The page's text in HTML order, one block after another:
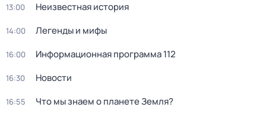
13:00 Неизвестная история
14:00 Легенды и мифы
16:00 Информационная программа 112
16:30 Новости
16:55 Что мы знаем о планете Земля?